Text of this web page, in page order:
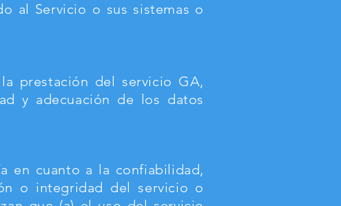
al Servicio o sus sistemas o
prestación del servicio GA,
y adecuación de los datos
en cuanto a la confiabilidad,
o integridad del servicio o